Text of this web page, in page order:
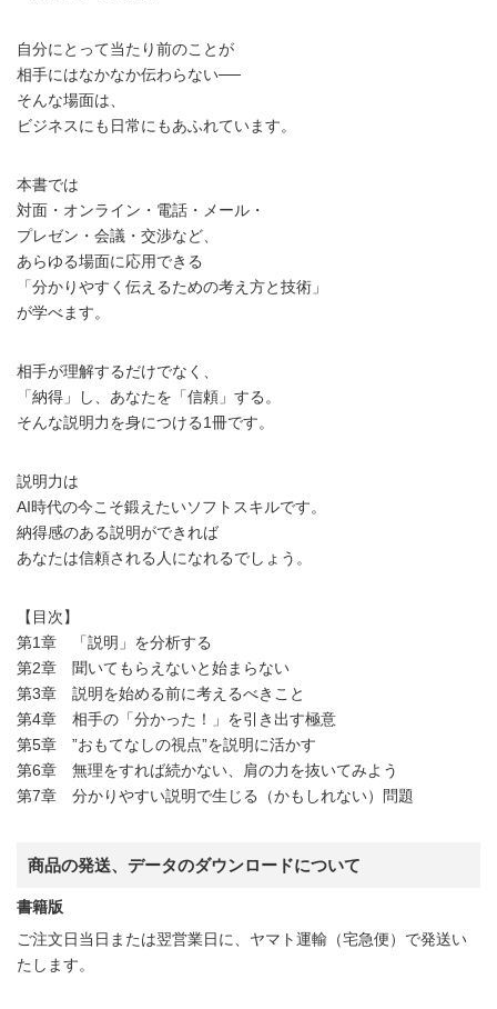
自分にとって当たり前のことが
相手にはなかなか伝わらない──
そんな場面は、
ビジネスにも日常にもあふれています。
本書では
対面・オンライン・電話・メール・
プレゼン・会議・交渉など、
あらゆる場面に応用できる
「分かりやすく伝えるための考え方と技術」
が学べます。
相手が理解するだけでなく、
「納得」し、あなたを「信頼」する。
そんな説明力を身につける1冊です。
説明力は
AI時代の今こそ鍛えたいソフトスキルです。
納得感のある説明ができれば
あなたは信頼される人になれるでしょう。
【目次】
第1章 「説明」を分析する
第2章 聞いてもらえないと始まらない
第3章 説明を始める前に考えるべきこと
第4章 相手の「分かった！」を引き出す極意
第5章 ”おもてなしの視点”を説明に活かす
第6章 無理をすれば続かない、肩の力を抜いてみよう
第7章 分かりやすい説明で生じる（かもしれない）問題
商品の発送、データのダウンロードについて
書籍版
ご注文日当日または翌営業日に、ヤマト運輸（宅急便）で発送い
たします。